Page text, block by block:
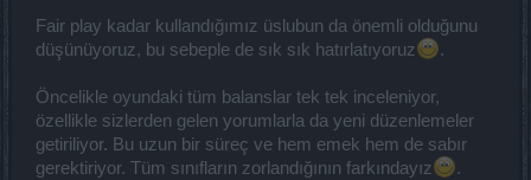
Fair play kadar kullandığımız üslubun da önemli olduğunu
düşünüyoruz, bu sebeple de sık sık hatırlatıyoruz
.
Öncelikle oyundaki tüm balanslar tek tek inceleniyor,
özellikle sizlerden gelen yorumlarla da yeni düzenlemeler
getiriliyor. Bu uzun bir süreç ve hem emek hem de sabır
gerektiriyor. Tüm sınıfların zorlandığının farkındayız
.